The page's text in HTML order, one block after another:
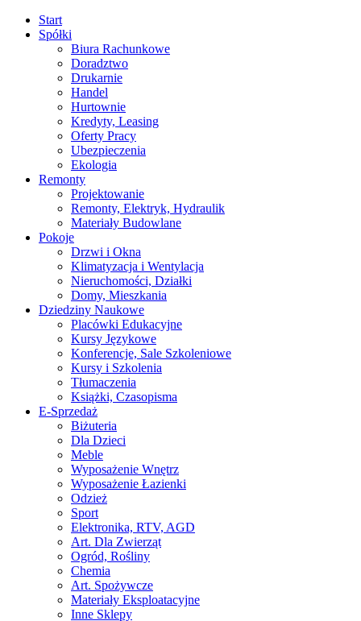
Start
Spółki
Biura Rachunkowe
Doradztwo
Drukarnie
Handel
Hurtownie
Kredyty, Leasing
Oferty Pracy
Ubezpieczenia
Ekologia
Remonty
Projektowanie
Remonty, Elektryk, Hydraulik
Materiały Budowlane
Pokoje
Drzwi i Okna
Klimatyzacja i Wentylacja
Nieruchomości, Działki
Domy, Mieszkania
Dziedziny Naukowe
Placówki Edukacyjne
Kursy Językowe
Konferencje, Sale Szkoleniowe
Kursy i Szkolenia
Tłumaczenia
Książki, Czasopisma
E-Sprzedaż
Biżuteria
Dla Dzieci
Meble
Wyposażenie Wnętrz
Wyposażenie Łazienki
Odzież
Sport
Elektronika, RTV, AGD
Art. Dla Zwierząt
Ogród, Rośliny
Chemia
Art. Spożywcze
Materiały Eksploatacyjne
Inne Sklepy